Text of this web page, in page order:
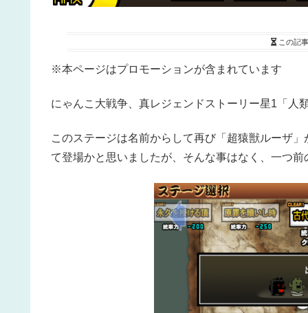
この記
※本ページはプロモーションが含まれています
にゃんこ大戦争、真レジェンドストーリー星1「人
このステージは名前からして再び「超猿獣ルーザ
て登場かと思いましたが、そんな事はなく、一つ